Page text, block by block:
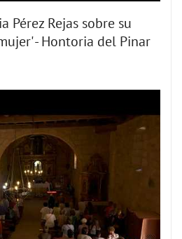
Pérez Rejas sobre su
- Hontoria del Pinar